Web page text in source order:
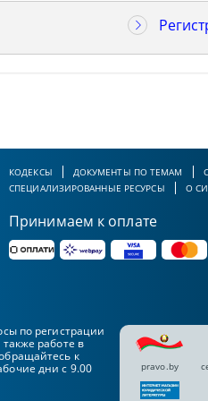
КОДЕКСЫ ДОКУМЕНТЫ ПО ТЕМАМ
СПЕЦИАЛИЗИРОВАННЫЕ РЕСУРСЫ
О
Принимаем к оплате
по регистрации
работе в
к
дни с 9.00
pravo.by